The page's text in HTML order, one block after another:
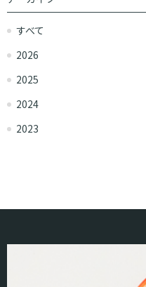
すべて
2026
2025
2024
2023